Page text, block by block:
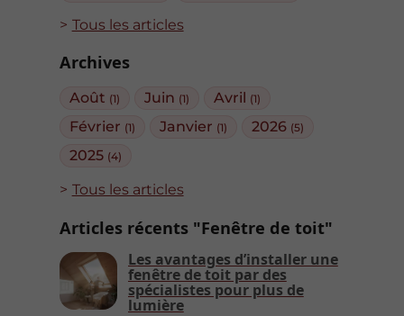
Tous les articles
Archives
Août (1) Juin (1) Avril (1)
Février (1) Janvier (1) 2026 (5)
2025 (4)
Tous les articles
Articles récents "Fenêtre de toit"
Les avantages d’installer une
fenêtre de toit par des
spécialistes pour plus de
lumière